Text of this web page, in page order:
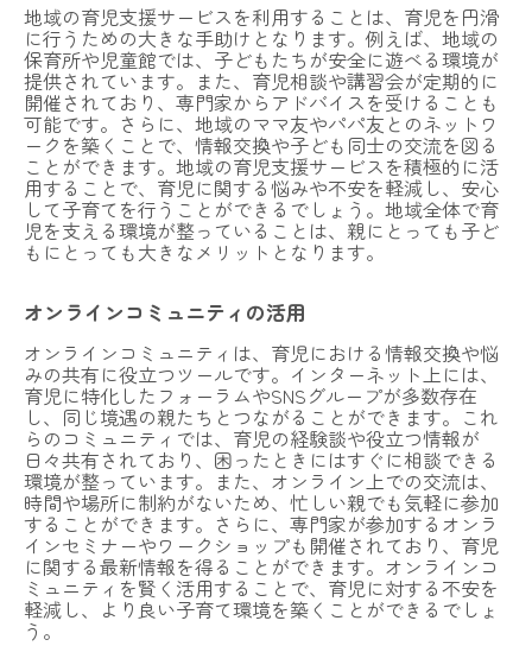
地域の育児支援サービスを利用することは、育児を円滑
に行うための大きな手助けとなります。例えば、地域の
保育所や児童館では、子どもたちが安全に遊べる環境が
提供されています。また、育児相談や講習会が定期的に
開催されており、専門家からアドバイスを受けることも
可能です。さらに、地域のママ友やパパ友とのネットワ
ークを築くことで、情報交換や子ども同士の交流を図る
ことができます。地域の育児支援サービスを積極的に活
用することで、育児に関する悩みや不安を軽減し、安心
して子育てを行うことができるでしょう。地域全体で育
児を支える環境が整っていることは、親にとっても子ど
もにとっても大きなメリットとなります。
オンラインコミュニティの活用
オンラインコミュニティは、育児における情報交換や悩
みの共有に役立つツールです。インターネット上には、
育児に特化したフォーラムやSNSグループが多数存在
し、同じ境遇の親たちとつながることができます。これ
らのコミュニティでは、育児の経験談や役立つ情報が
日々共有されており、困ったときにはすぐに相談できる
環境が整っています。また、オンライン上での交流は、
時間や場所に制約がないため、忙しい親でも気軽に参加
することができます。さらに、専門家が参加するオンラ
インセミナーやワークショップも開催されており、育児
に関する最新情報を得ることができます。オンラインコ
ミュニティを賢く活用することで、育児に対する不安を
軽減し、より良い子育て環境を築くことができるでしょ
う。